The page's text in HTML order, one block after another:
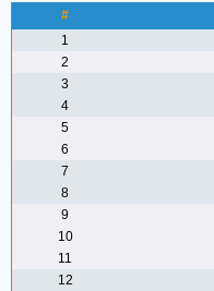
#
1
2
3
4
5
6
7
8
9
10
11
12